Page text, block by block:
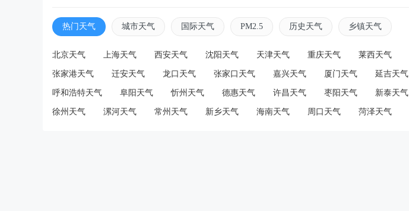
热门天气 城市天气 国际天气 PM2.5 历史天气 乡镇天气
北京天气 上海天气 西安天气 沈阳天气 天津天气 重庆天气 莱西天气
张家港天气 迁安天气 龙口天气 张家口天气 嘉兴天气 厦门天气 延吉天气
呼和浩特天气 阜阳天气 忻州天气 德惠天气 许昌天气 枣阳天气 新泰天气
徐州天气 漯河天气 常州天气 新乡天气 海南天气 周口天气 菏泽天气